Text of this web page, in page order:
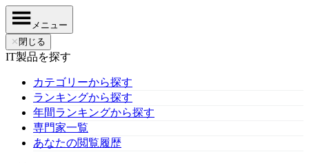
メニュー
✕ 閉じる
IT製品を探す
カテゴリーから探す
ランキングから探す
年間ランキングから探す
専門家一覧
あなたの閲覧履歴